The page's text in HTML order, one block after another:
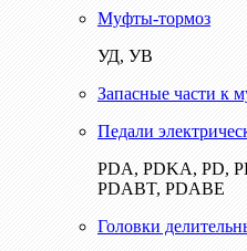
Муфты-тормоз
УД, УВ
Запасные части к
Педали
PDA, PDKA, PD,
PDABT, PDABE
Головки